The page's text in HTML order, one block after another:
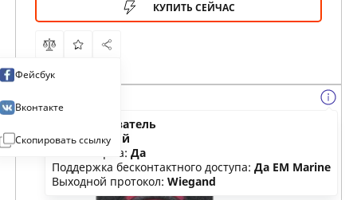
КУПИТЬ СЕЙЧАС
Фейсбук
Вконтакте
Скопировать ссылку
считыватель
Цвет:черный
Влагозащита: Да
Поддержка бесконтактного доступа: Да EM Marine
Выходной протокол: Wiegand